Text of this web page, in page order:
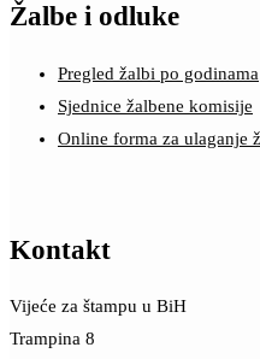
Žalbe i odluke
Pregled žalbi po godinama
Sjednice žalbene komisije
Online forma za ulaganje
Kontakt
Vijeće za štampu u BiH
Trampina 8